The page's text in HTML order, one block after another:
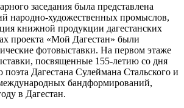
заседания была представлена
народно-художественных промыслов,
книжной продукции дагестанских
проекта «Мой Дагестан» были
фотовыставки. На первом этаже
посвященные 155-летию со дня
Дагестана Сулеймана Стальского и
бандформирований,
в Дагестан.